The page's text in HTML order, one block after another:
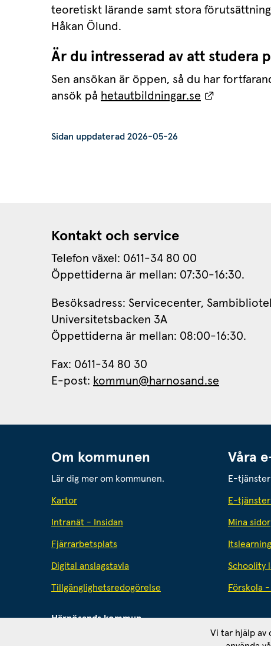
teoretiskt lärande samt stora
Håkan Ölund.
Är du intresserad av att studera
Sen ansökan är öppen, så du har
ansök på hetautbildningar.se Länk till
Sidan uppdaterad 2026-05-26
Kontakt och service
Telefon växel: 0611-34 80 00
Öppettiderna är mellan: 07:30-16:30.
Besöksadress: Servicecenter,
Universitetsbacken 3A
Öppettiderna är mellan: 08:00-16:30.
Fax: 0611-34 80 30
E-post: kommun@harnosand.se
Om kommunen
Lär dig mer om kommunen.
Kartor
Intranät - Insidan
Fjärrarbetsplats
Digital anslagstavla
Tillgänglighetsredogörelse
Våra
E-
E-
Mina sidor
Schoolity
Förskola
Härnösands kommun
871 80 Härnösand. Org. nr: 212000-2403Vi tar hjälp av